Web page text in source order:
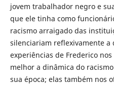
jovem trabalhador negro e
que ele tinha como
racismo arraigado das
silenciariam reflexivamente a
experiências de Frederico
melhor a dinâmica do
sua época; elas também nos